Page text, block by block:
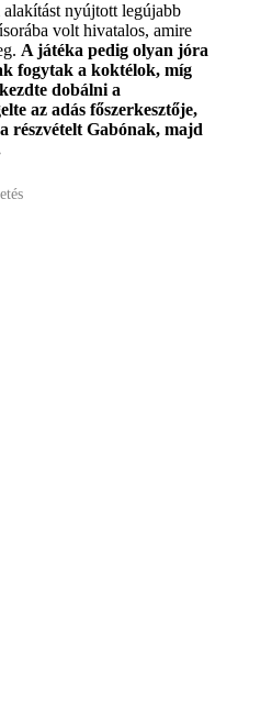
nyújtott legújabb
volt hivatalos, amire
A játéka pedig olyan jóra
fogytak a koktélok, míg
dobálni a
az adás főszerkesztője,
részvételt Gabónak, majd